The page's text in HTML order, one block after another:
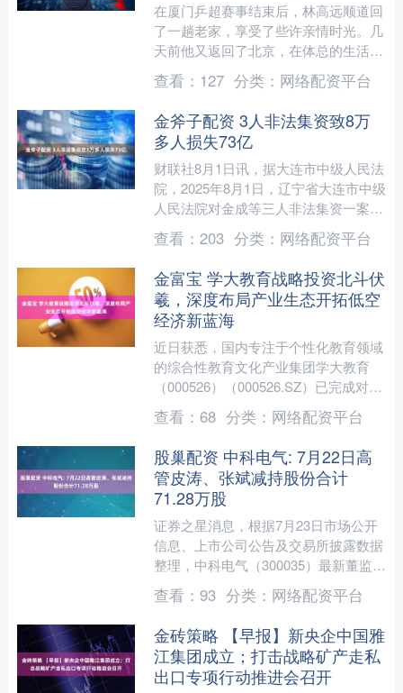
在厦门乒超赛事结束后，林高远顺道回
了一趟老家，享受了些许亲情时光。几
天前他又返回了北京，在体总的生活节
奏依旧紧凑，充实得让人无法忽视。回
到北京的第二天，林高远便....
查看： 127 分类： 网络配资平台
金斧子配资 3人非法集资致8万
多人损失73亿
财联社8月1日讯，据大连市中级人民法
院，2025年8月1日，辽宁省大连市中级
人民法院对金成等三人非法集资一案公
开宣判。金成因犯集资诈骗罪、洗钱
罪，被判处无期徒刑....
查看： 203 分类： 网络配资平台
金富宝 学大教育战略投资北斗伏
羲，深度布局产业生态开拓低空
经济新蓝海
近日获悉，国内专注于个性化教育领域
的综合性教育文化产业集团学大教育
（000526）（000526.SZ）已完成对北
斗伏羲信息技术有限公司的战略投资。
双方有望通过....
查看： 68 分类： 网络配资平台
股巢配资 中科电气: 7月22日高
管皮涛、张斌减持股份合计
71.28万股
证券之星消息，根据7月23日市场公开
信息、上市公司公告及交易所披露数据
整理，中科电气（300035）最新董监高
及相关人员股份变动情况：2025年7月
22日公司董....
查看： 93 分类： 网络配资平台
金砖策略 【早报】新央企中国雅
江集团成立；打击战略矿产走私
出口专项行动推进会召开